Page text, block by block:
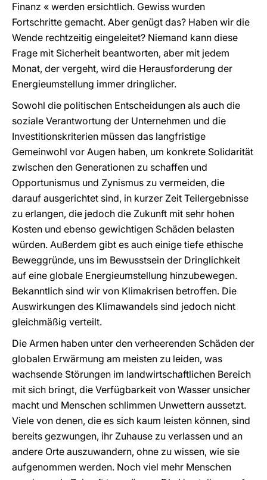
Finanz « werden ersichtlich. Gewiss wurden
Fortschritte gemacht. Aber genügt das? Haben wir die
Wende rechtzeitig eingeleitet? Niemand kann diese
Frage mit Sicherheit beantworten, aber mit jedem
Monat, der vergeht, wird die Herausforderung der
Energieumstellung immer dringlicher.
Sowohl die politischen Entscheidungen als auch die
soziale Verantwortung der Unternehmen und die
Investitionskriterien müssen das langfristige
Gemeinwohl vor Augen haben, um konkrete Solidarität
zwischen den Generationen zu schaffen und
Opportunismus und Zynismus zu vermeiden, die
darauf ausgerichtet sind, in kurzer Zeit Teilergebnisse
zu erlangen, die jedoch die Zukunft mit sehr hohen
Kosten und ebenso gewichtigen Schäden belasten
würden. Außerdem gibt es auch einige tiefe ethische
Beweggründe, uns im Bewusstsein der Dringlichkeit
auf eine globale Energieumstellung hinzubewegen.
Bekanntlich sind wir von Klimakrisen betroffen. Die
Auswirkungen des Klimawandels sind jedoch nicht
gleichmäßig verteilt.
Die Armen haben unter den verheerenden Schäden der
globalen Erwärmung am meisten zu leiden, was
wachsende Störungen im landwirtschaftlichen Bereich
mit sich bringt, die Verfügbarkeit von Wasser unsicher
macht und Menschen schlimmen Unwettern aussetzt.
Viele von denen, die es sich kaum leisten können, sind
bereits gezwungen, ihr Zuhause zu verlassen und an
andere Orte auszuwandern, ohne zu wissen, wie sie
aufgenommen werden. Noch viel mehr Menschen